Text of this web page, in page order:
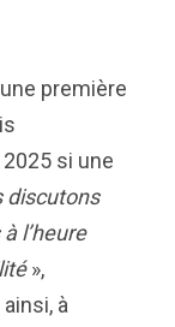
première
si une
discutons
l’heure
»,
à